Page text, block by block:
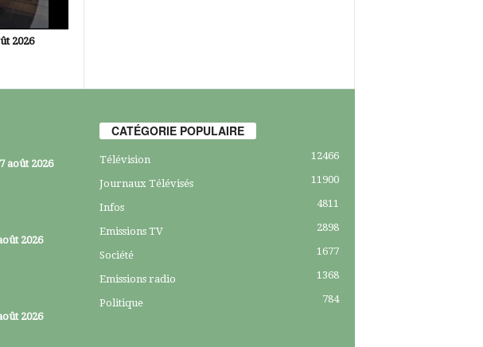
2026
août 2026
2026
2026
CATÉGORIE POPULAIRE
Télévision 12466
Journaux Télévisés 11900
Infos 4811
Emissions TV 2898
Société 1677
Emissions radio 1368
Politique 784